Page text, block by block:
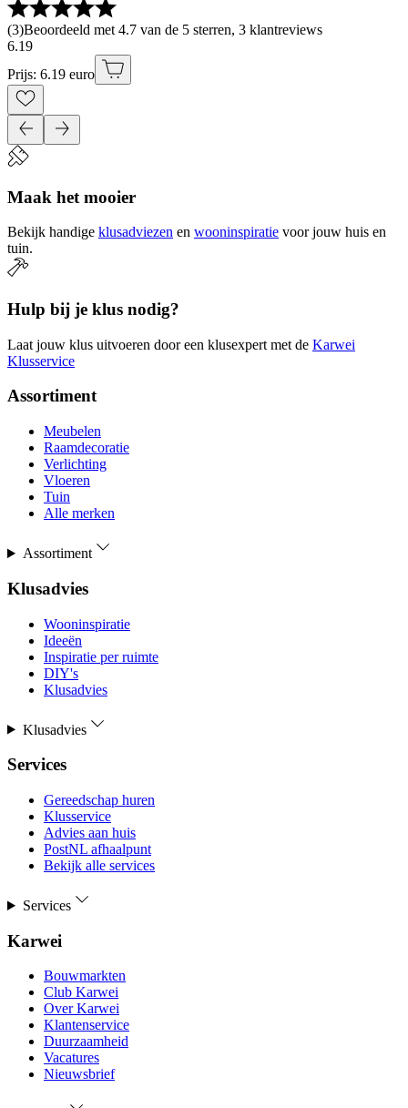
(3)Beoordeeld met 4.7 van de 5 sterren, 3 klantreviews
6.19
Prijs: 6.19 euro
Maak het mooier
Bekijk handige klusadviezen en wooninspiratie voor jouw huis en
tuin.
Hulp bij je klus nodig?
Laat jouw klus uitvoeren door een klusexpert met de Karwei
Klusservice
Assortiment
Meubelen
Raamdecoratie
Verlichting
Vloeren
Tuin
Alle merken
Assortiment
Klusadvies
Wooninspiratie
Ideeën
Inspiratie per ruimte
DIY's
Klusadvies
Klusadvies
Services
Gereedschap huren
Klusservice
Advies aan huis
PostNL afhaalpunt
Bekijk alle services
Services
Karwei
Bouwmarkten
Club Karwei
Over Karwei
Klantenservice
Duurzaamheid
Vacatures
Nieuwsbrief